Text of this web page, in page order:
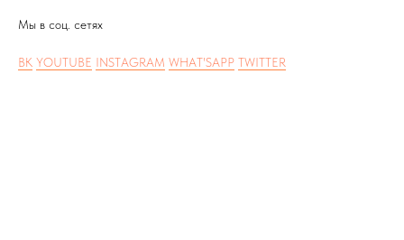
Мы в соц. сетях
ВК YOUTUBE INSTAGRAM WHAT'SAPP TWITTER